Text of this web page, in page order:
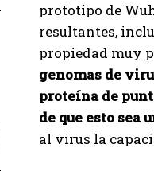
prototipo de
resultantes,
propiedad muy
genomas de
proteína de
de que esto
al virus la